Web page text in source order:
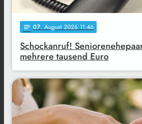
notes 07. August 2026 11:46
Schockanruf!
mehrere tausend Euro